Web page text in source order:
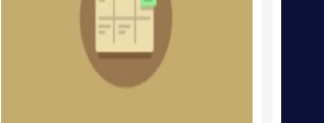
智尚二手车微信小程序 1.3.3 高级授权
版 带教程 fastadmin插件
餐